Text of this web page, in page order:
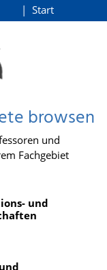
Start
browsen
und
Fachgebiet
und